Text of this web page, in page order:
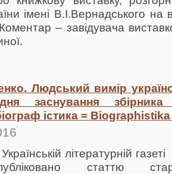
імені В.І.Вернадського на
– завідувача
Людський вимір
заснування
істика =
літературній
статтю